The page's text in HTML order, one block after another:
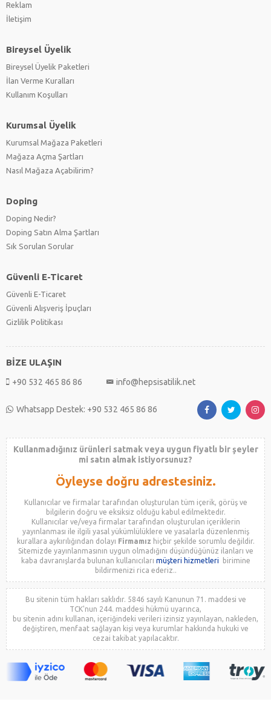
Reklam
İletişim
Bireysel Üyelik
Bireysel Üyelik Paketleri
İlan Verme Kuralları
Kullanım Koşulları
Kurumsal Üyelik
Kurumsal Mağaza Paketleri
Mağaza Açma Şartları
Nasıl Mağaza Açabilirim?
Doping
Doping Nedir?
Doping Satın Alma Şartları
Sık Sorulan Sorular
Güvenli E-Ticaret
Güvenli E-Ticaret
Güvenli Alışveriş İpuçları
Gizlilik Politikası
BİZE ULAŞIN
+90 532 465 86 86 info@hepsisatilik.net
Whatsapp Destek: +90 532 465 86 86
Kullanmadığınız ürünleri satmak veya uygun fiyatlı bir şeyler
mi satın almak istiyorsunuz?
Öyleyse doğru adrestesiniz.
Kullanıcılar ve firmalar tarafından oluşturulan tüm içerik, görüş ve
bilgilerin doğru ve eksiksiz olduğu kabul edilmektedir.
Kullanıcılar ve/veya firmalar tarafından oluşturulan içeriklerin
yayınlanması ile ilgili yasal yükümlülüklere ve yasalarla düzenlenmiş
kurallara aykırılığından dolayı Firmamız hiçbir şekilde sorumlu değildir.
Sitemizde yayınlanmasının uygun olmadığını düşündüğünüz ilanları ve
kaba davranışlarda bulunan kullanıcıları müşteri hizmetleri
birimine
bildirmenizi rica ederiz..
Bu sitenin tüm hakları saklıdır. 5846 sayılı Kanunun 71. maddesi ve
TCK'nun 244. maddesi hükmü uyarınca,
bu sitenin adını kullanan, içeriğindeki verileri izinsiz yayınlayan, nakleden,
değiştiren, menfaat sağlayan kişi veya kurumlar hakkında hukuki ve
cezai takibat yapılacaktır.